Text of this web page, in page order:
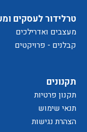
מדיניות
הפרטיות
תקנונים
תקנון פרטיות
תנאי שימוש
הצהרת נגישות
טרלידור לעסקים
מעצבים ואדרילכים
קבלנים - פרויקטים